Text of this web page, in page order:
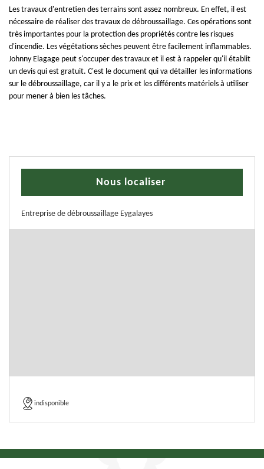
Les travaux d'entretien des terrains sont assez nombreux. En effet, il est
nécessaire de réaliser des travaux de débroussaillage. Ces opérations sont
très importantes pour la protection des propriétés contre les risques
d'incendie. Les végétations sèches peuvent être facilement inflammables.
Johnny Elagage peut s'occuper des travaux et il est à rappeler qu'il établit
un devis qui est gratuit. C'est le document qui va détailler les informations
sur le débroussaillage, car il y a le prix et les différents matériels à utiliser
pour mener à bien les tâches.
Nous localiser
Entreprise de débroussaillage Eygalayes
indisponible